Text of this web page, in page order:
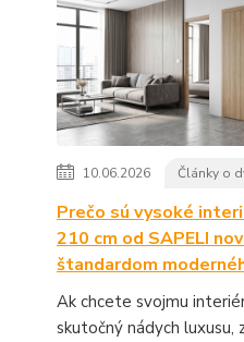
10.06.2026 Články o
Prečo sú vysoké
210 cm od SAPELI
štandardom
Ak chcete svojmu
skutočný nádych luxusu,